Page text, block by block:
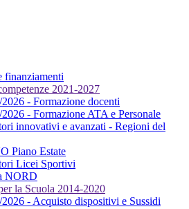
finanziamenti
2021-2027
- Formazione docenti
- Formazione ATA e Personale
innovativi e avanzati - Regioni del
Piano Estate
Licei Sportivi
NORD
la Scuola 2014-2020
- Acquisto dispositivi e Sussidi